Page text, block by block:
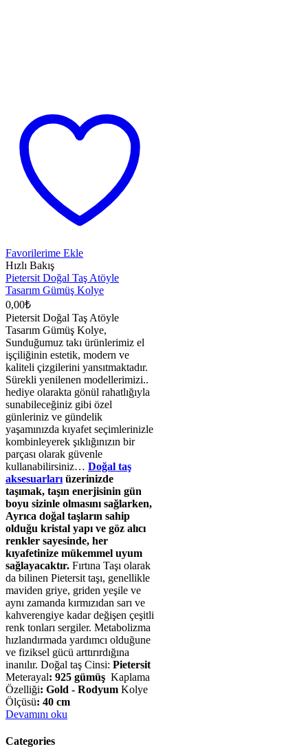
Favorilerime Ekle
Hızlı Bakış
Pietersit Doğal Taş Atöyle
Tasarım Gümüş Kolye
0,00₺
Pietersit Doğal Taş Atöyle
Tasarım Gümüş Kolye,
Sunduğumuz takı ürünlerimiz el
işçiliğinin estetik, modern ve
kaliteli çizgilerini yansıtmaktadır.
Sürekli yenilenen modellerimizi..
hediye olarakta gönül rahatlığıyla
sunabileceğiniz gibi özel
günleriniz ve gündelik
yaşamınızda kıyafet seçimlerinizle
kombinleyerek şıklığınızın bir
parçası olarak güvenle
kullanabilirsiniz… Doğal taş
aksesuarları üzerinizde
taşımak, taşın enerjisinin gün
boyu sizinle olmasını sağlarken,
Ayrıca doğal taşların sahip
olduğu kristal yapı ve göz alıcı
renkler sayesinde, her
kıyafetinize mükemmel uyum
sağlayacaktır. Fırtına Taşı olarak
da bilinen Pietersit taşı, genellikle
maviden griye, griden yeşile ve
aynı zamanda kırmızıdan sarı ve
kahverengiye kadar değişen çeşitli
renk tonları sergiler. Metabolizma
hızlandırmada yardımcı olduğune
ve fiziksel gücü arttırırdığına
inanılır. Doğal taş Cinsi: Pietersit
Meterayal: 925 gümüş Kaplama
Özelliği: Gold - Rodyum Kolye
Ölçüsü: 40 cm
Devamını oku
Categories